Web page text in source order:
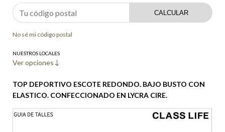
CALCULAR
No sé mi código postal
NUESTROS LOCALES
Ver opciones
TOP DEPORTIVO ESCOTE REDONDO. BAJO BUSTO CON
ELASTICO. CONFECCIONADO EN LYCRA CIRE.